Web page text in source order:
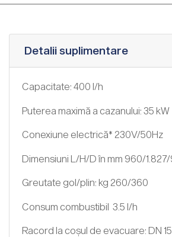
Detalii suplimentare
Capacitate: 400 l/h
Puterea maximă a cazanului: 35 kW
Conexiune electrică* 230V/50Hz
Dimensiuni L/H/D în mm 960/
Greutate gol/plin: kg 260/360
Consum combustibil 3.5 l/h
Racord la coșul de evacuare: DN